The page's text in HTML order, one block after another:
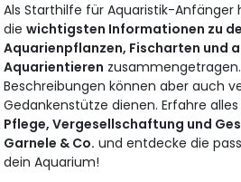
Als Starthilfe für Aquaristik-Anfänger
diewichtigsten Informationen zu
Aquarienpflanzen, Fischarten und
Aquarientieren
Beschreibungen können aber auch
Gedankenstütze dienen. Erfahre
Pflege, Vergesellschaftung und
Garnele & Co. und entdecke die
dein Aquarium!